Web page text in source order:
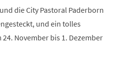
die City Pastoral Paderborn
und ein tolles
November bis 1. Dezember